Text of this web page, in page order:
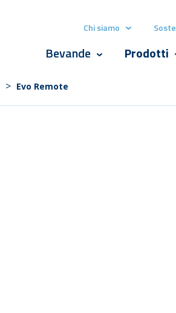
Chi siamo Show
Bevande Show submenu for
Prodotti
> Evo Remote